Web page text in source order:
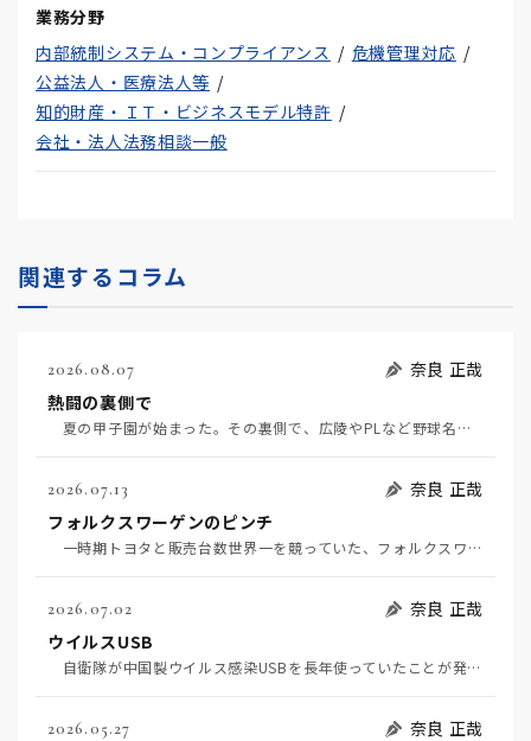
業務分野
内部統制システム・コンプライアンス
危機管理対応
公益法人・医療法人等
知的財産・ＩＴ・ビジネスモデル特許
会社・法人法務相談一般
関連するコラム
2026.08.07
奈良 正哉
熱闘の裏側で
夏の甲子園が始まった。その裏側で、広陵やPLなど野球名門校（だった）の不祥事のその後について、「熱…
2026.07.13
奈良 正哉
フォルクスワーゲンのピンチ
一時期トヨタと販売台数世界一を競っていた、フォルクスワーゲンの経営がピンチだ（7月11日日経）。そ…
2026.07.02
奈良 正哉
ウイルスUSB
自衛隊が中国製ウイルス感染USBを長年使っていたことが発覚して問題になっている（7月2日日経）。筆…
2026.05.27
奈良 正哉